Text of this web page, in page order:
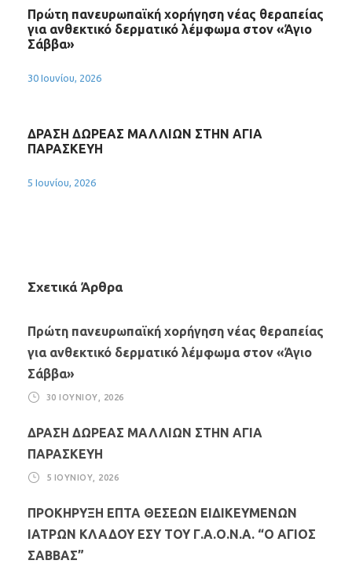
Πρώτη πανευρωπαϊκή χορήγηση νέας θεραπείας
για ανθεκτικό δερματικό λέμφωμα στον «Άγιο
Σάββα»
30 Ιουνίου, 2026
ΔΡΑΣΗ ΔΩΡΕΑΣ ΜΑΛΛΙΩΝ ΣΤΗΝ ΑΓΙΑ
ΠΑΡΑΣΚΕΥΗ
5 Ιουνίου, 2026
Σχετικά Άρθρα
Πρώτη πανευρωπαϊκή χορήγηση νέας θεραπείας
για ανθεκτικό δερματικό λέμφωμα στον «Άγιο
Σάββα»
30 ΙΟΥΝΊΟΥ, 2026
ΔΡΑΣΗ ΔΩΡΕΑΣ ΜΑΛΛΙΩΝ ΣΤΗΝ ΑΓΙΑ
ΠΑΡΑΣΚΕΥΗ
5 ΙΟΥΝΊΟΥ, 2026
ΠΡΟΚΗΡΥΞΗ ΕΠΤΑ ΘΕΣΕΩΝ ΕΙΔΙΚΕΥΜΕΝΩΝ
ΙΑΤΡΩΝ ΚΛΑΔΟΥ ΕΣΥ ΤΟΥ Γ.Α.Ο.Ν.Α. “Ο ΑΓΙΟΣ
ΣΑΒΒΑΣ”